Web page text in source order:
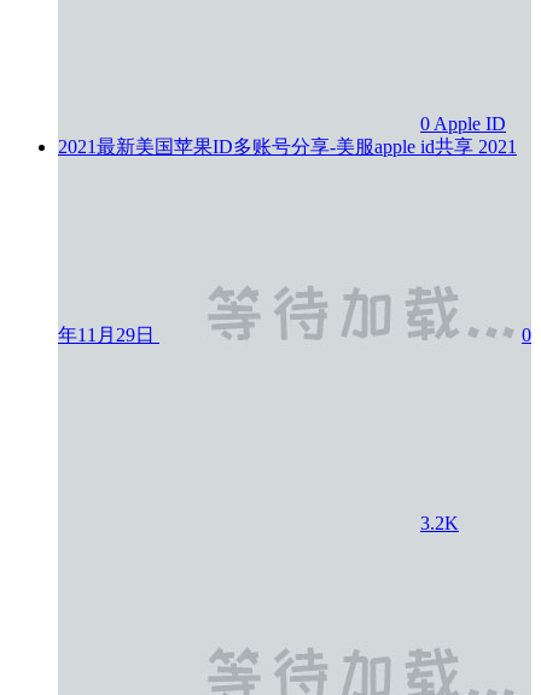
0 Apple ID
2021最新美国苹果ID多账号分享-美服apple id共享 2021
年11月29日 0
3.2K